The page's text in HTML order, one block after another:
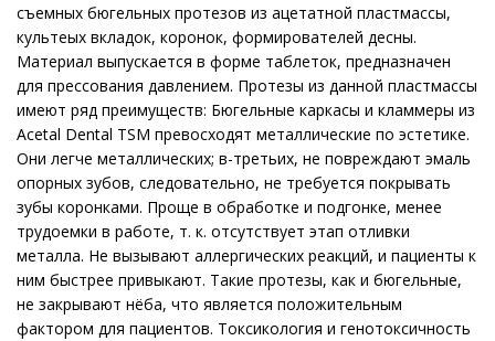
съемных бюгельных протезов из ацетатной пластмассы,
культеых вкладок, коронок, формирователей десны.
Материал выпускается в форме таблеток, предназначен
для прессования давлением. Протезы из данной пластмассы
имеют ряд преимуществ: Бюгельные каркасы и кламмеры из
Acetal Dental TSM превосходят металлические по эстетике.
Они легче металлических; в-третьих, не повреждают эмаль
опорных зубов, следовательно, не требуется покрывать
зубы коронками. Проще в обработке и подгонке, менее
трудоемки в работе, т. к. отсутствует этап отливки
металла. Не вызывают аллергических реакций, и пациенты к
ним быстрее привыкают. Такие протезы, как и бюгельные,
не закрывают нёба, что является положительным
фактором для пациентов. Токсикология и генотоксичность